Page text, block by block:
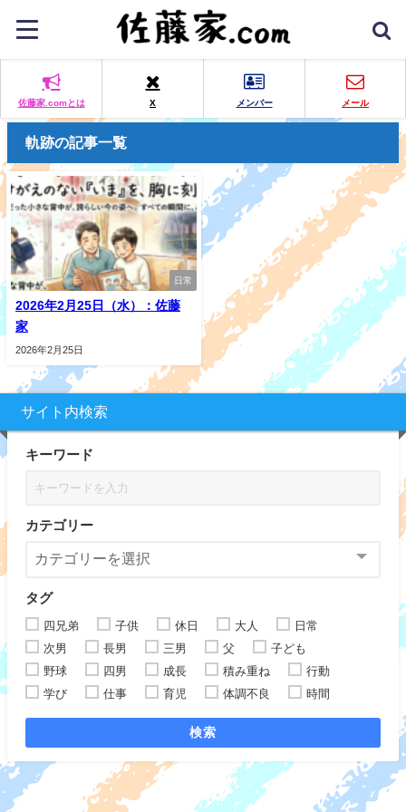
佐藤家.comとは X メンバー メール
軌跡の記事一覧
日常
2026年2月25日（水）：佐藤
家
2026年2月25日
サイト内検索
キーワード
カテゴリー
タグ
四兄弟 子供 休日 大人
日常
次男
長男 三男 父
子ども
野球
四男 成長 積み重ね
行動
学び
仕事 育児 体調不良 時間
検索